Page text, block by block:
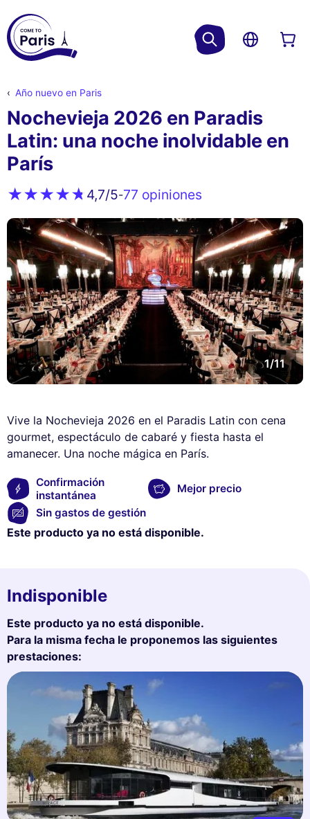
Año nuevo en Paris
Nochevieja 2026 en Paradis
Latin: una noche inolvidable en
París
4,7/5-77 opiniones
1/11
Vive la Nochevieja 2026 en el Paradis Latin con cena
gourmet, espectáculo de cabaré y fiesta hasta el
amanecer. Una noche mágica en París.
Confirmación
instantánea
Mejor precio
Sin gastos de gestión
Este producto ya no está disponible.
Indisponible
Este producto ya no está disponible.
Para la misma fecha le proponemos las siguientes
prestaciones: